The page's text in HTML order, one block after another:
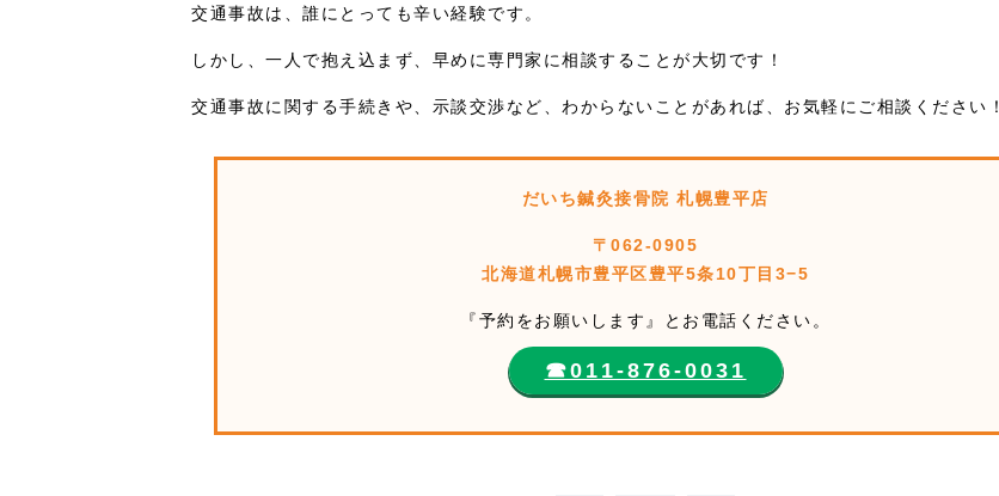
交通事故は、誰にとっても辛い経験です。
しかし、一人で抱え込まず、早めに専門家に相談することが大切です！
交通事故に関する手続きや、示談交渉など、わからないことがあれば、お気軽にご相談ください！
だいち鍼灸接骨院 札幌豊平店
〒062-0905
北海道札幌市豊平区豊平5条10丁目3−5
『予約をお願いします』とお電話ください。
☎︎011-876-0031